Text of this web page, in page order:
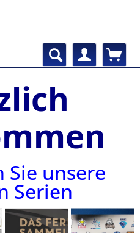
Shop!
Sie unsere
Serien